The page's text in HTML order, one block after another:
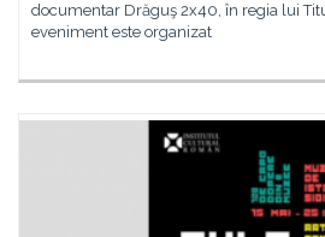
documentar Drăguş 2x40, în regia lui
eveniment este organizat